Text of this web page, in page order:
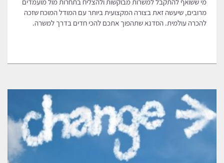
מרובים, שיעשה זאת בצורה המקצועית ביותר עם המודל המוכח שזכה
להכרה עולמית. הסדנא שתהפוך אתכם להכי חדים בדרך למשרה.